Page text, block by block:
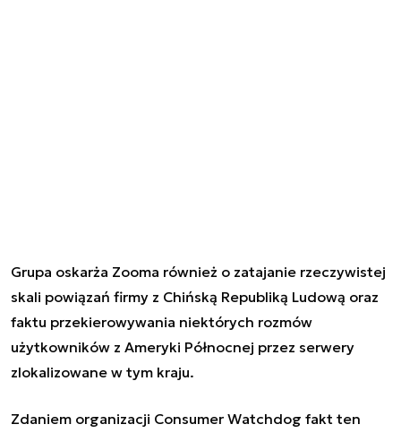
Grupa oskarża Zooma również o zatajanie rzeczywistej
skali powiązań firmy z Chińską Republiką Ludową oraz
faktu przekierowywania niektórych rozmów
użytkowników z Ameryki Północnej przez serwery
zlokalizowane w tym kraju.
Zdaniem organizacji Consumer Watchdog fakt ten